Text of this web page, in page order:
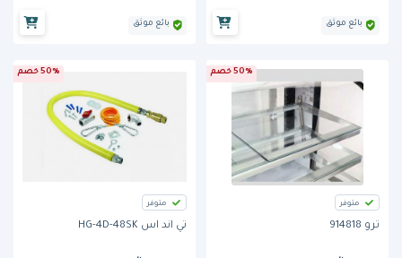
بائع موثق بائع موثق
50% خصم
متوفر
ترو 914818
50% خصم
متوفر
تي اند اس HG-4D-48SK